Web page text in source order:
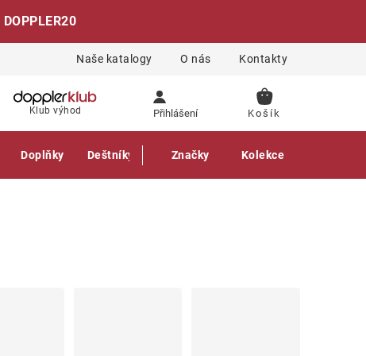
DOPPLER20
Naše katalogy O nás Kontakty
Klub výhod Přihlášení
NÁKUPNÍ
Doplňky Deštníky Gastro produkty
Značky Kolekce